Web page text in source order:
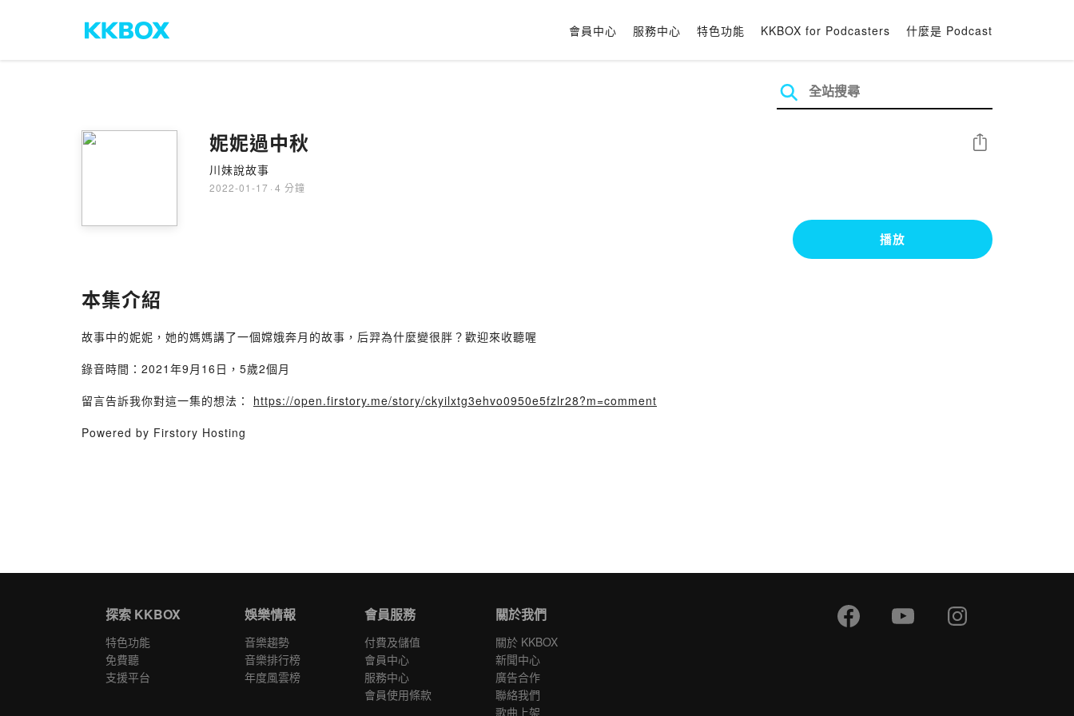
會員中心 服務中心 特色功能 KKBOX for Podcasters 什麼是 Podcast
妮妮過中秋
川妹說故事
2022-01-17 · 4 分鐘
分享
播放
本集介紹
故事中的妮妮，她的媽媽講了一個嫦娥奔月的故事，后羿為什麼變很胖？歡迎來收聽喔
錄音時間：2021年9月16日，5歲2個月
留言告訴我你對這一集的想法： https://open.firstory.me/story/ckyilxtg3ehvo0950e5fzlr28?m=comment
Powered by Firstory Hosting
探索 KKBOX
特色功能
免費聽
支援平台
娛樂情報
音樂趨勢
音樂排行榜
年度風雲榜
會員服務
付費及儲值
會員中心
服務中心
會員使用條款
關於我們
關於 KKBOX
新聞中心
廣告合作
聯絡我們
歌曲上架